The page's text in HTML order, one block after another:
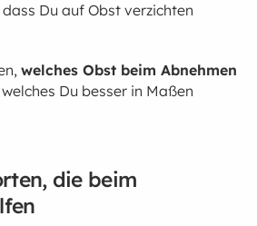
Du auf Obst verzichten
welches Obst beim Abnehmen
Du besser in Maßen
die beim